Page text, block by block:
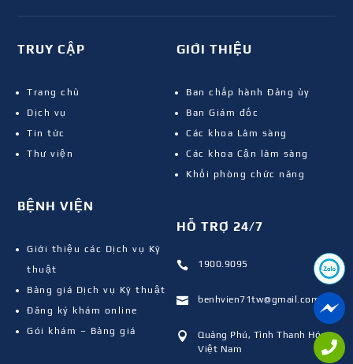
TRUY CẬP
Trang chủ
Dịch vụ
Tin tức
Thư viện
BỆNH VIỆN
Giới thiệu các Dịch vụ Kỹ
thuật
Bảng giá Dịch vụ Kỹ thuật
Đăng ký khám online
Gói khám – Bảng giá
GIỚI THIỆU
Ban chấp hành Đảng ủy
Ban Giám đốc
Các khoa Lâm sàng
Các khoa Cận lâm sàng
Khối phòng chức năng
HỖ TRỢ 24/7
 1900.9095
 benhvien71tw@gmail.com

Quảng Phú, Tỉnh Thanh Hóa,
Việt Nam